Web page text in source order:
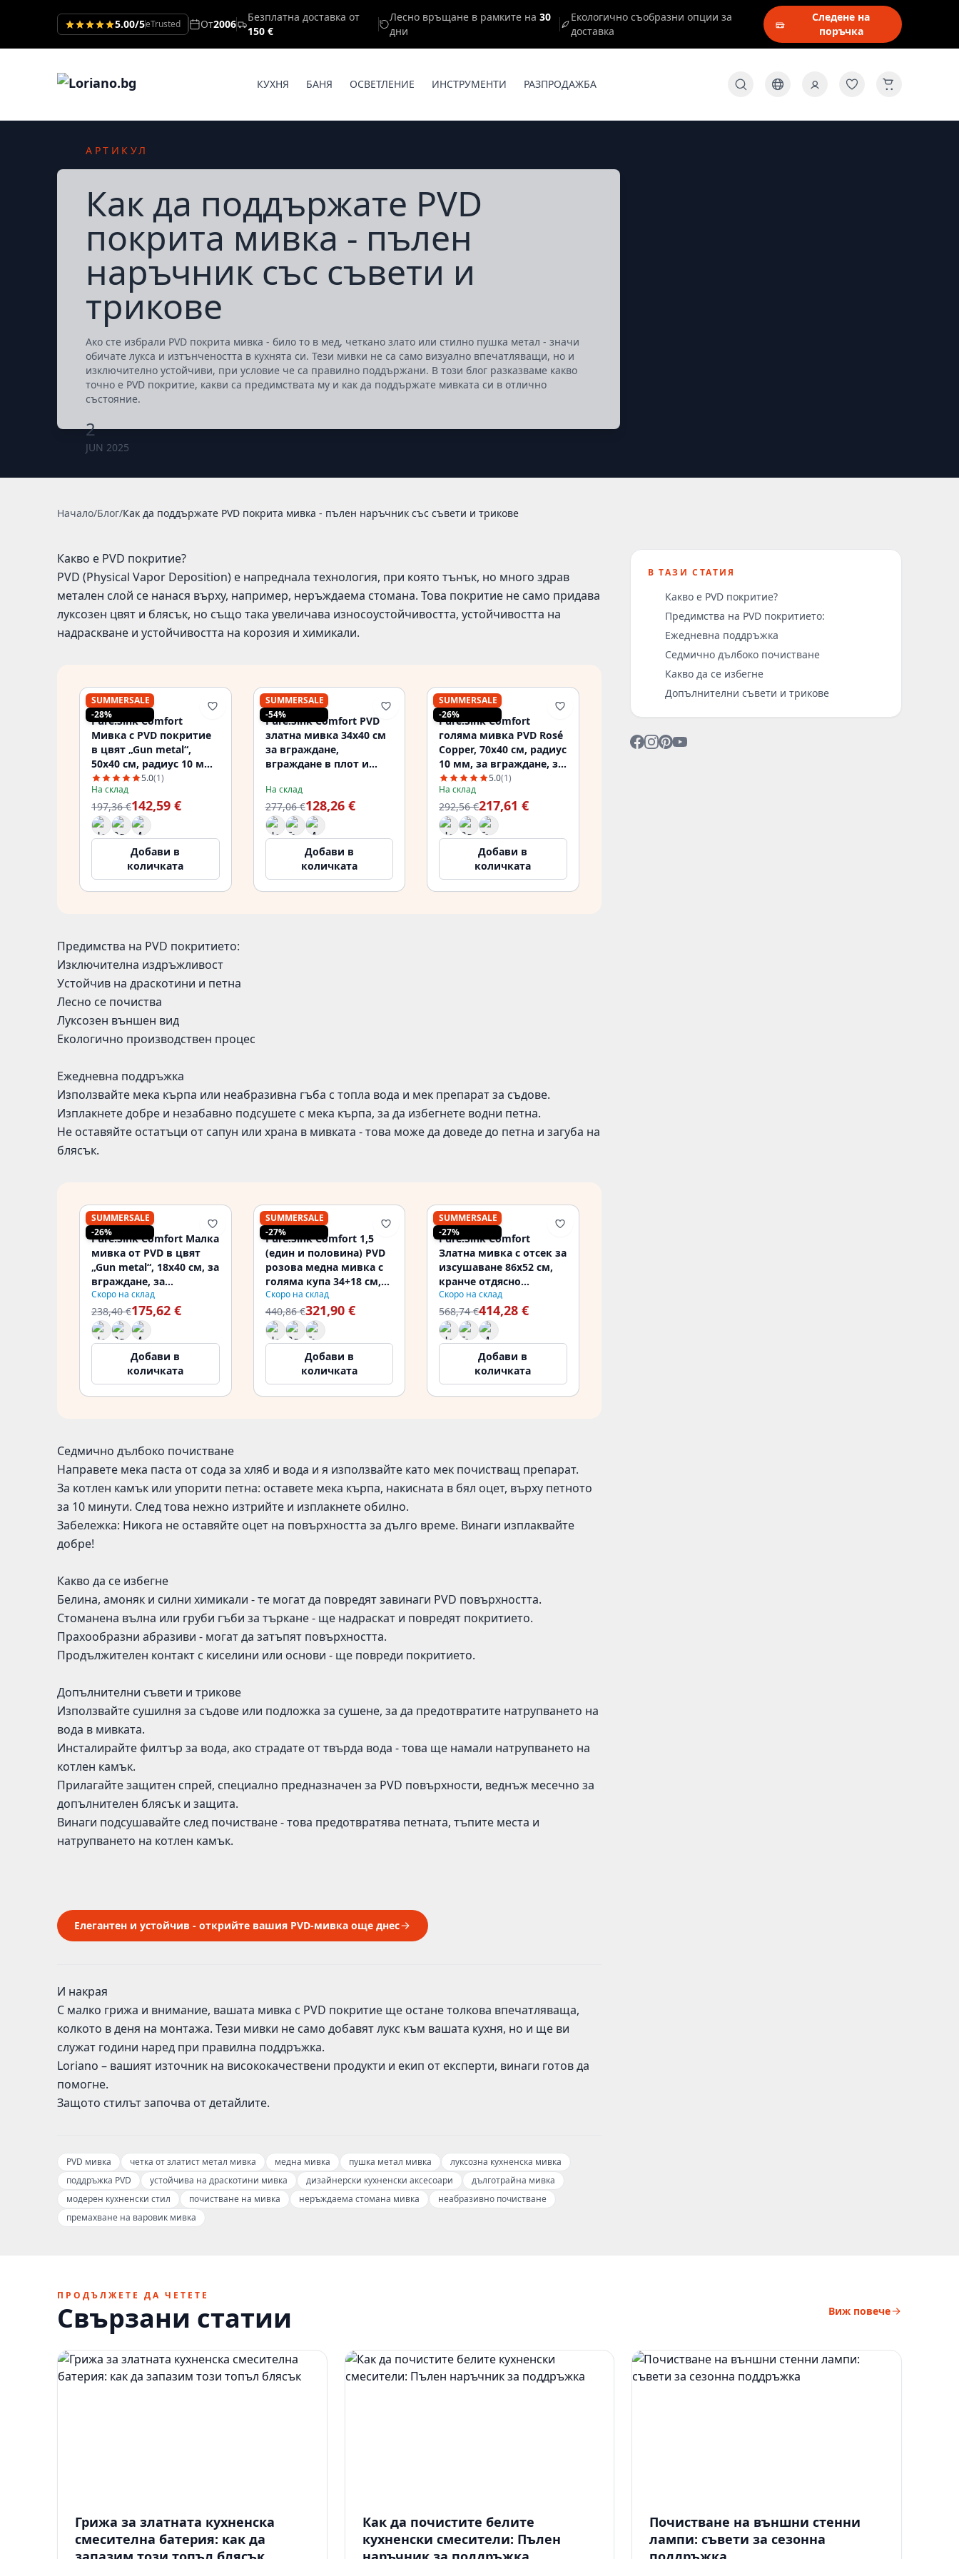
5.00/5eTrusted От2006
Безплатна доставка от
150 €
Лесно връщане в рамките на 30
дни
Екологично съобразни опции за
доставка
Следене на
поръчка
КУХНЯ БАНЯ ОСВЕТЛЕНИЕ ИНСТРУМЕНТИ РАЗПРОДАЖБА
АРТИКУЛ
Как да поддържате PVD
покрита мивка - пълен
наръчник със съвети и
трикове
Ако сте избрали PVD покрита мивка - било то в мед, четкано злато или стилно пушка метал - значи
обичате лукса и изтънчеността в кухнята си. Тези мивки не са само визуално впечатляващи, но и
изключително устойчиви, при условие че са правилно поддържани. В този блог разказваме какво
точно е PVD покритие, какви са предимствата му и как да поддържате мивката си в отлично
състояние.
2
JUN 2025
Начало/Блог/Как да поддържате PVD покрита мивка - пълен наръчник със съвети и трикове
Какво е PVD покритие?
PVD (Physical Vapor Deposition) е напреднала технология, при която тънък, но много здрав
метален слой се нанася върху, например, неръждаема стомана. Това покритие не само придава
луксозен цвят и блясък, но също така увеличава износоустойчивостта, устойчивостта на
надраскване и устойчивостта на корозия и химикали.
SUMMERSALE
-28%
PURE.SINK
Pure.Sink Comfort
Мивка с PVD покритие
в цвят „Gun metal“,
50x40 см, радиус 10 мм,
за вграждане, за
вграждане в плот и за
монтаж върху плот
PCM5040-61
5.0(1)
На склад
197,36 €142,59 €
Добави в
количката
SUMMERSALE
-54%
PURE.SINK
Pure.Sink Comfort PVD
златна мивка 34x40 см
за вграждане,
вграждане в плот и
PCM3440-60
На склад
277,06 €128,26 €
Добави в
количката
SUMMERSALE
-26%
PURE.SINK
Pure.Sink Comfort
голяма мивка PVD Rosé
Copper, 70x40 см, радиус
10 мм, за вграждане, за
вграждане в плот и за
монтаж върху плот
PCM7040-62
5.0(1)
На склад
292,56 €217,61 €
Добави в
количката
Предимства на PVD покритието:
Изключителна издръжливост
Устойчив на драскотини и петна
Лесно се почиства
Луксозен външен вид
Екологично производствен процес
Ежедневна поддръжка
Използвайте мека кърпа или неабразивна гъба с топла вода и мек препарат за съдове.
Изплакнете добре и незабавно подсушете с мека кърпа, за да избегнете водни петна.
Не оставяйте остатъци от сапун или храна в мивката - това може да доведе до петна и загуба на
блясък.
SUMMERSALE
-26%
PURE.SINK
Pure.Sink Comfort Малка
мивка от PVD в цвят
„Gun metal“, 18x40 см, за
вграждане, за
вграждане в плот и за
монтаж върху плот
PCM840-61
Скоро на склад
238,40 €175,62 €
Добави в
количката
SUMMERSALE
-27%
PURE.SINK
Pure.Sink Comfort 1,5
(един и половина) PVD
розова медна мивка с
голяма купа 34+18 см,
разположена вляво
PCM341840-62
Скоро на склад
440,86 €321,90 €
Добави в
количката
SUMMERSALE
-27%
PURE.SINK
Pure.Sink Comfort
Златна мивка с отсек за
изсушаване 86x52 см,
кранче отдясно
PCM5086RT-60
Скоро на склад
568,74 €414,28 €
Добави в
количката
Седмично дълбоко почистване
Направете мека паста от сода за хляб и вода и я използвайте като мек почистващ препарат.
За котлен камък или упорити петна: оставете мека кърпа, накисната в бял оцет, върху петното
за 10 минути. След това нежно изтрийте и изплакнете обилно.
Забележка: Никога не оставяйте оцет на повърхността за дълго време. Винаги изплаквайте
добре!
Какво да се избегне
Белина, амоняк и силни химикали - те могат да повредят завинаги PVD повърхността.
Стоманена вълна или груби гъби за търкане - ще надраскат и повредят покритието.
Прахообразни абразиви - могат да затъпят повърхността.
Продължителен контакт с киселини или основи - ще повреди покритието.
Допълнителни съвети и трикове
Използвайте сушилня за съдове или подложка за сушене, за да предотвратите натрупването на
вода в мивката.
Инсталирайте филтър за вода, ако страдате от твърда вода - това ще намали натрупването на
котлен камък.
Прилагайте защитен спрей, специално предназначен за PVD повърхности, веднъж месечно за
допълнителен блясък и защита.
Винаги подсушавайте след почистване - това предотвратява петната, тъпите места и
натрупването на котлен камък.
Елегантен и устойчив - открийте вашия PVD-мивка още днес
И накрая
С малко грижа и внимание, вашата мивка с PVD покритие ще остане толкова впечатляваща,
колкото в деня на монтажа. Тези мивки не само добавят лукс към вашата кухня, но и ще ви
служат години наред при правилна поддръжка.
Loriano – вашият източник на висококачествени продукти и екип от експерти, винаги готов да
помогне.
Защото стилът започва от детайлите.
PVD мивка четка от златист метал мивка медна мивка пушка метал мивка
луксозна кухненска мивка
поддръжка PVD
устойчива на драскотини мивка дизайнерски кухненски аксесоари
дълготрайна мивка
модерен кухненски стил
почистване на мивка неръждаема стомана мивка
неабразивно почистване
премахване на варовик мивка
В ТАЗИ СТАТИЯ
Какво е PVD покритие?
Предимства на PVD покритието:
Ежедневна поддръжка
Седмично дълбоко почистване
Какво да се избегне
Допълнителни съвети и трикове
ПРОДЪЛЖЕТЕ ДА ЧЕТЕТЕ
Свързани статии Виж повече
Грижа за златната кухненска
смесителна батерия: как да
Как да почистите белите
кухненски смесители: Пълен
Почистване на външни стенни
лампи: съвети за сезонна